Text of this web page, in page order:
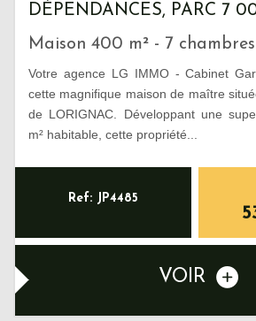
DÉPENDANCES, PARC 7
Maison 400 m² - 7
Votre agence LG IMMO - Cabinet
cette magnifique maison de maître
de LORIGNAC. Développant une
m² habitable, cette propriété...
Ref: JP4485
VOIR